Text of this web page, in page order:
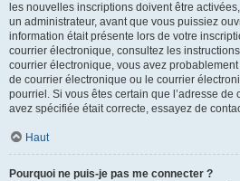
les nouvelles inscriptions doivent être
un administrateur, avant que vous puissiez
information était présente lors de votre
courrier électronique, consultez les
courrier électronique, vous avez
de courrier électronique ou le courrier
pourriel. Si vous êtes certain que l’adresse
avez spécifiée était correcte, essayez de
Haut
Pourquoi ne puis-je pas me connecter ?